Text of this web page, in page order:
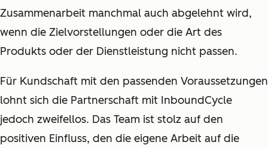
Zusammenarbeit manchmal auch abgelehnt wird,
wenn die Zielvorstellungen oder die Art des
Produkts oder der Dienstleistung nicht passen.
Für Kundschaft mit den passenden Voraussetzungen
lohnt sich die Partnerschaft mit InboundCycle
jedoch zweifellos. Das Team ist stolz auf den
positiven Einfluss, den die eigene Arbeit auf die